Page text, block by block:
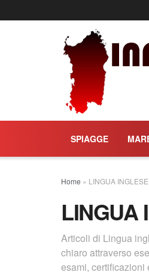
SPIAGGE
Home » LINGUA INGLESE
LINGUA
Articoli di Lingua
chiaro attraverso
esami, certificazioni